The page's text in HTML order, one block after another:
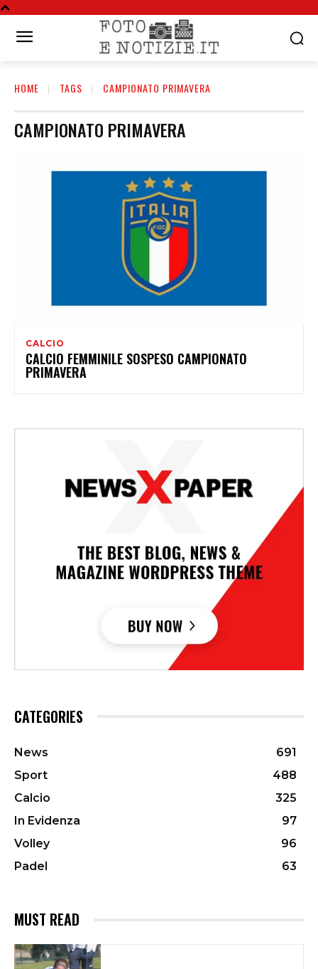
HOME TAGS CAMPIONATO PRIMAVERA
CAMPIONATO PRIMAVERA
CALCIO
CALCIO FEMMINILE SOSPESO CAMPIONATO
PRIMAVERA
CATEGORIES
News
691
Sport
488
Calcio
325
In Evidenza
97
Volley
96
Padel
63
MUST READ